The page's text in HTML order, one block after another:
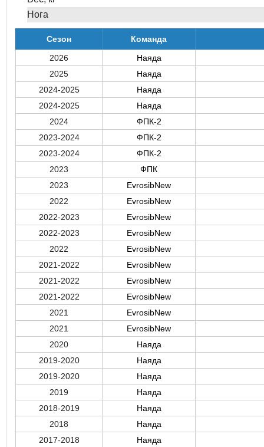
Нога
Сезон
Команда
2026
Наяда
2025
Наяда
2024-2025
Наяда
2024-2025
Наяда
2024
ФПК-2
2023-2024
ФПК-2
2023-2024
ФПК-2
2023
ФПК
2023
EvrosibNew
2022
EvrosibNew
2022-2023
EvrosibNew
2022-2023
EvrosibNew
2022
EvrosibNew
2021-2022
EvrosibNew
2021-2022
EvrosibNew
2021-2022
EvrosibNew
2021
EvrosibNew
2021
EvrosibNew
2020
Наяда
2019-2020
Наяда
2019-2020
Наяда
2019
Наяда
2018-2019
Наяда
2018
Наяда
2017-2018
Наяда